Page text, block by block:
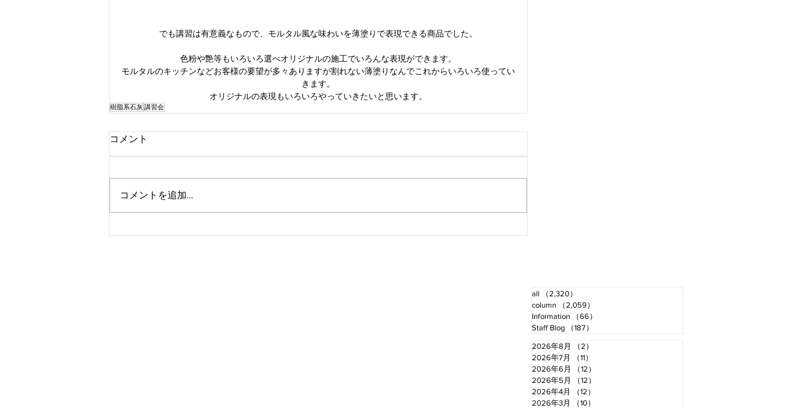
でも講習は有意義なもので、モルタル風な味わいを薄塗りで表現できる商品でした。
色粉や艶等もいろいろ選べオリジナルの施工でいろんな表現ができます。
モルタルのキッチンなどお客様の要望が多々ありますが割れない薄塗りなんでこれからいろいろ使ってい
きます。
オリジナルの表現もいろいろやっていきたいと思います。
樹脂系石灰講習会
コメント
コメントを追加…
all （2,320）
column
（2,059）
Information
（66）
Staff Blog
（187）
2026年8月 （2）
2026年7月
（11）
2026年6月
（12）
2026年5月
（12）
2026年4月
（12）
2026年3月
（10）